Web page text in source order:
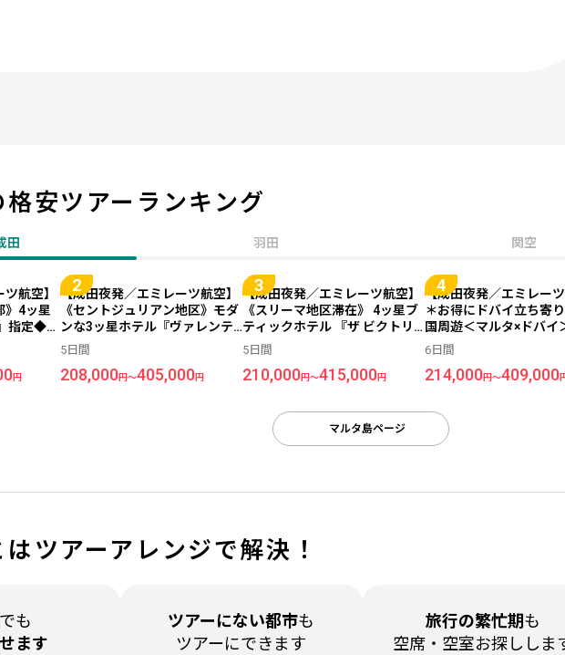
格安ツアーランキング
田 羽田 関空
航空】
》4ッ星
指定◆紺
ルタ島
円
【成田夜発／エミレーツ航空】
《セントジュリアン地区》モダ
ンな3ッ星ホテル『ヴァレンテ
ィーナ』指定◆紺碧の地中海リ
ゾート＜マルタ島＞5日間
5日間
208,000円～405,000円
【成田夜発／エミレーツ航空】
《スリーマ地区滞在》 4ッ星ブ
ティックホテル 『ザ ビクトリ
ア』指定◆紺碧の地中海リゾー
ト＜マルタ島＞5日間
5日間
210,000円～415,000円
【成田夜発／エミレー
＊お得にドバイ立ち寄
国周遊＜マルタ×ドバイ
（価格重視ホテル）
6日間
214,000円～409,000
マルタ島ページ
ツアーアレンジで解決！
も
ます
ツアーにない都市も
ツアーにできます
旅行の繁忙期も
空席・空室お探ししま